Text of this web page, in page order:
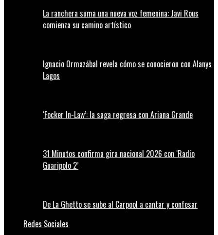
La ranchera suma una nueva voz femenina: Javi Rous
comienza su camino artístico
Ignacio Ormazábal revela cómo se conocieron con Alanys
Lagos
‘Focker In-Law’: la saga regresa con Ariana Grande
31 Minutos confirma gira nacional 2026 con ‘Radio
Guaripolo 2’
De La Ghetto se sube al Carpool a cantar y confesar
Redes Sociales